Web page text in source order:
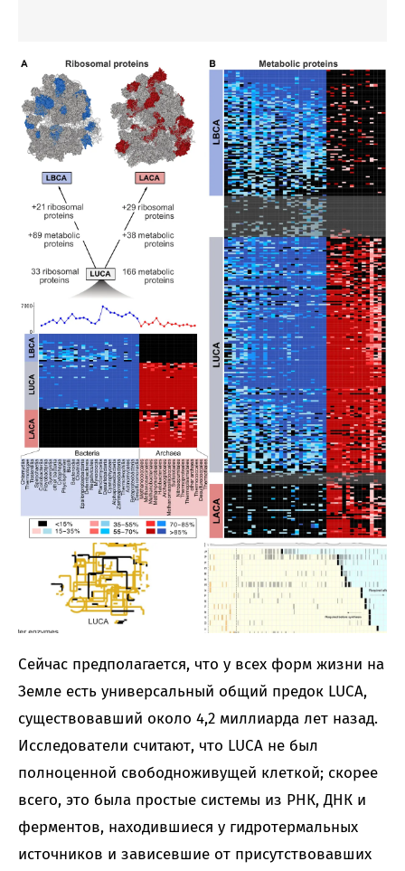
Сейчас предполагается, что у всех форм жизни на
Земле есть универсальный общий предок LUCA,
существовавший около 4,2 миллиарда лет назад.
Исследователи считают, что LUCA не был
полноценной свободноживущей клеткой; скорее
всего, это была простые системы из РНК, ДНК и
ферментов, находившиеся у гидротермальных
источников и зависевшие от присутствовавших